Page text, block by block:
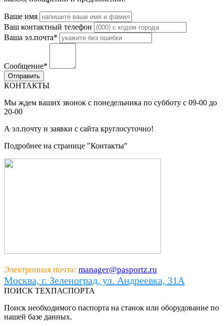
Ваше имя
Ваш контактный телефон
Ваша эл.почта*
Сообщение*
КОНТАКТЫ
Мы ждем ваших звонок с понедельника по субботу с 09-00 до
20-00
А эл.почту и заявки с сайта круглосуточно!
Подробнее на странице "Контакты"
Электронная почта: manager@pasportz.ru
Москва, г. Зеленоград, ул. Андреевка, 31А
ПОИСК ТЕХПАСПОРТА
Поиск необходимого паспорта на станок или оборудование по
нашей базе данных.